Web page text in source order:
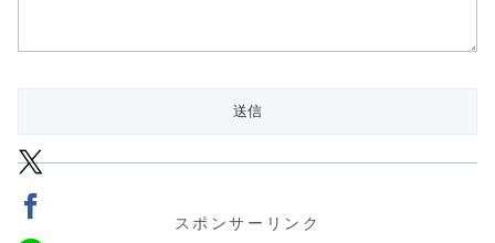
スポンサーリンク